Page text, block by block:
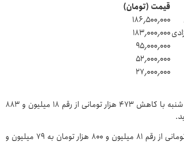
قیمت (تومان)
۱۸۶٫۵۰۰٫۰۰۰
۱۸۳٫۰۰۰٫۰۰۰
۹۵٫۰۰۰٫۰۰۰
۵۲٫۰۰۰٫۰۰۰
۲۷٫۰۰۰٫۰۰۰
به نقل از اقتصاد۲۴، هر گرم طلای ۱۸ عیار در روز شنبه با کاهش ۴۷۳ هزار تومانی از رقم ۱۸ میلیون و ۸۸۳
هر مثقال طلا نیز با کاهش ۲ میلیون و ۵۰ هزار تومانی از رقم ۸۱ میلیون و ۸۰۰ هزار تومان به ۷۹ میلیون و